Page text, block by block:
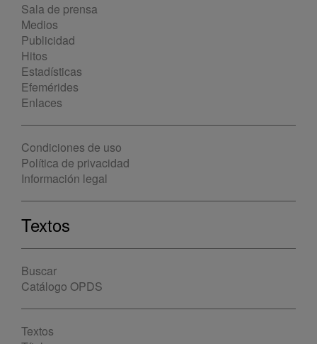
Sala de prensa
Medios
Publicidad
Hitos
Estadísticas
Efemérides
Enlaces
Condiciones de uso
Política de privacidad
Información legal
Textos
Buscar
Catálogo OPDS
Textos